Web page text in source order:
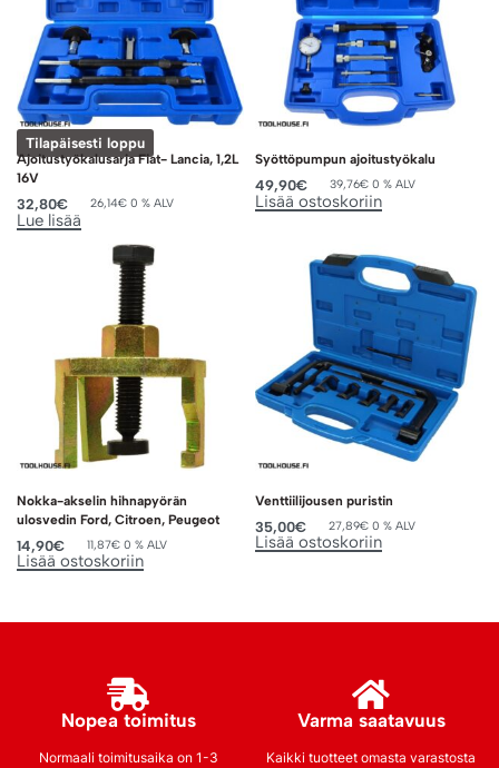
Tilapäisesti loppu
Ajoitustyökalusarja Fiat- Lancia, 1,2L
16V
32,80€ 26,14€ 0 % ALV
Lue lisää
Syöttöpumpun ajoitustyökalu
49,90€ 39,76€ 0 % ALV
Lisää ostoskoriin
Nokka-akselin hihnapyörän
ulosvedin Ford, Citroen, Peugeot
14,90€ 11,87€ 0 % ALV
Lisää ostoskoriin
Venttiilijousen puristin
35,00€ 27,89€ 0 % ALV
Lisää ostoskoriin
Nopea toimitus
Normaali toimitusaika on 1-3
Varma saatavuus
Kaikki tuotteet omasta varastosta